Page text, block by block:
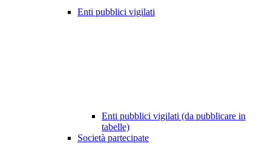
Enti pubblici vigilati
Enti pubblici vigilati (da pubblicare in
tabelle)
Società partecipate